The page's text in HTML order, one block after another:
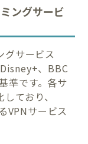
ングサービ
グサービス
、BBC
準です。各サ
ており、
VPNサービス